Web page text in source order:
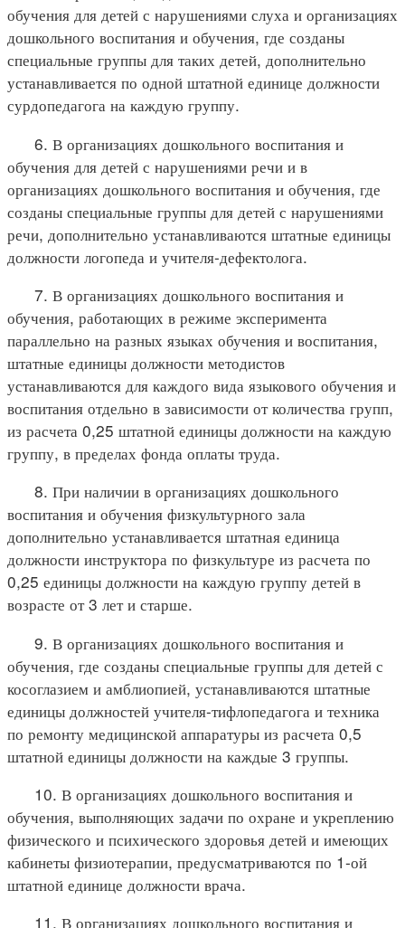
обучения для детей с нарушениями слуха и организациях
дошкольного воспитания и обучения, где созданы
специальные группы для таких детей, дополнительно
устанавливается по одной штатной единице должности
сурдопедагога на каждую группу.
6. В организациях дошкольного воспитания и
обучения для детей с нарушениями речи и в
организациях дошкольного воспитания и обучения, где
созданы специальные группы для детей с нарушениями
речи, дополнительно устанавливаются штатные единицы
должности логопеда и учителя-дефектолога.
7. В организациях дошкольного воспитания и
обучения, работающих в режиме эксперимента
параллельно на разных языках обучения и воспитания,
штатные единицы должности методистов
устанавливаются для каждого вида языкового обучения и
воспитания отдельно в зависимости от количества групп,
из расчета 0,25 штатной единицы должности на каждую
группу, в пределах фонда оплаты труда.
8. При наличии в организациях дошкольного
воспитания и обучения физкультурного зала
дополнительно устанавливается штатная единица
должности инструктора по физкультуре из расчета по
0,25 единицы должности на каждую группу детей в
возрасте от 3 лет и старше.
9. В организациях дошкольного воспитания и
обучения, где созданы специальные группы для детей с
косоглазием и амблиопией, устанавливаются штатные
единицы должностей учителя-тифлопедагога и техника
по ремонту медицинской аппаратуры из расчета 0,5
штатной единицы должности на каждые 3 группы.
10. В организациях дошкольного воспитания и
обучения, выполняющих задачи по охране и укреплению
физического и психического здоровья детей и имеющих
кабинеты физиотерапии, предусматриваются по 1-ой
штатной единице должности врача.
11. В организациях дошкольного воспитания и